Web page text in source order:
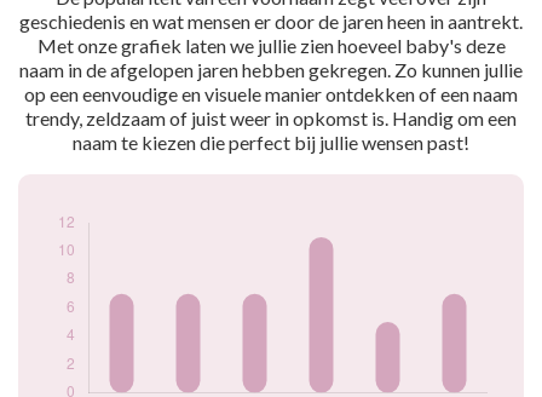
geschiedenis en wat mensen er door de jaren heen in aantrekt.
Met onze grafiek laten we jullie zien hoeveel baby's deze
naam in de afgelopen jaren hebben gekregen. Zo kunnen jullie
op een eenvoudige en visuele manier ontdekken of een naam
trendy, zeldzaam of juist weer in opkomst is. Handig om een
naam te kiezen die perfect bij jullie wensen past!
Popularité du
2011
7
2012
11
2013
5
2014
7